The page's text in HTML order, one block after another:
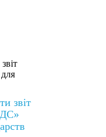
звіт